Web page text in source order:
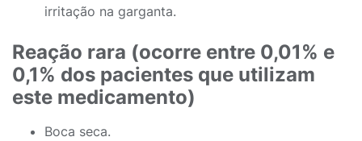
irritação na garganta.
Reação rara (ocorre entre 0,01% e
0,1% dos pacientes que utilizam
este medicamento)
Boca seca.